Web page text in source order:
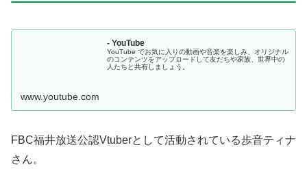
- YouTube
YouTube でお気に入りの動画や音楽を楽しみ、オリジナル
のコンテンツをアップロードして友だちや家族、世界中の
人たちと共有しましょう。
www.youtube.com
FBC福井放送公認Vtuberとして活動されている歩音ティナ
さん。